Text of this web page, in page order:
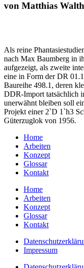
von Matthias
Als reine
nach Max Baumberg in
aufgezeigt, als zweite
eine in Form der DR
Baureihe 498.1, deren
DDR-Import tatsächlich
unerwähnt bleiben soll
Projekt einer 2`D 1`h3
Güterzuglok von 1956.
Home
Arbeiten
Konzept
Glossar
Kontakt
Home
Arbeiten
Konzept
Glossar
Kontakt
Impressum